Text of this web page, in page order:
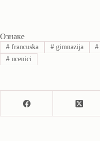
Ознаке
#francuska #gimnazija #
#ucenici